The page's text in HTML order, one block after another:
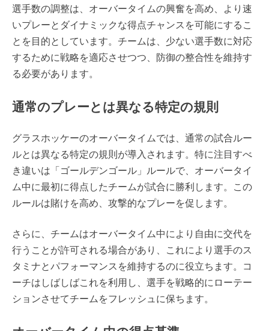
選手数の調整は、オーバータイムの興奮を高め、より速
いプレーとダイナミックな得点チャンスを可能にするこ
とを目的としています。チームは、少ない選手数に対応
するために戦略を適応させつつ、防御の整合性を維持す
る必要があります。
通常のプレーとは異なる特定の規則
グラスホッケーのオーバータイムでは、通常の試合ルー
ルとは異なる特定の規則が導入されます。特に注目すべ
き違いは「ゴールデンゴール」ルールで、オーバータイ
ム中に最初に得点したチームが試合に勝利します。この
ルールは賭けを高め、攻撃的なプレーを促します。
さらに、チームはオーバータイム中により自由に交代を
行うことが許可される場合があり、これにより選手のス
タミナとパフォーマンスを維持するのに役立ちます。コ
ーチはしばしばこれを利用し、選手を戦略的にローテー
ションさせてチームをフレッシュに保ちます。